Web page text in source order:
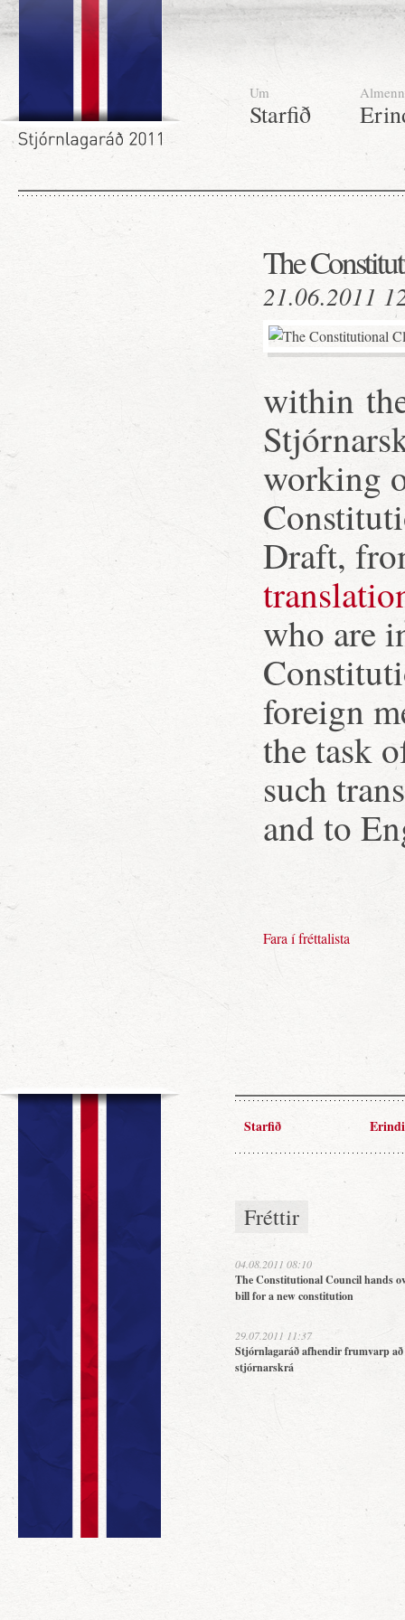
Um
Starfið
Almenn
The
21.06.2011
within
working
Draft,
who are
foreign
the task
such
and to
Fara í fréttalista
Starfið Erindi
Fréttir
04.08.2011 08:10
The Constitutional Council hands
bill for a new constitution
29.07.2011 11:37
Stjórnlagaráð afhendir frumvarp
stjórnarskrá